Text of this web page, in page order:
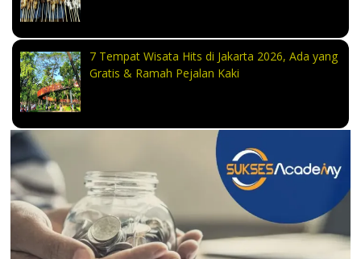
7 Tempat Wisata Hits di Jakarta 2026, Ada yang
Gratis & Ramah Pejalan Kaki